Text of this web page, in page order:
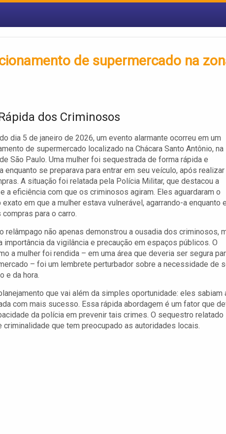
de supermercado na
dos Criminosos
dia 5 de janeiro de 2026, um evento alarmante ocorreu em um
de supermercado localizado na Chácara Santo Antônio, na
São Paulo. Uma mulher foi sequestrada de forma rápida e
enquanto se preparava para entrar em seu veículo, após realizar
A situação foi relatada pela Polícia Militar, que destacou a
a eficiência com que os criminosos agiram. Eles aguardaram o
exato em que a mulher estava vulnerável, agarrando-a enquanto
compras para o carro.
relâmpago não apenas demonstrou a ousadia dos criminosos,
importância da vigilância e precaução em espaços públicos. O
a mulher foi rendida – em uma área que deveria ser segura
– foi um lembrete perturbador sobre a necessidade de
e da hora.
que vai além da simples oportunidade: eles sabiam
com mais sucesso. Essa rápida abordagem é um fator que
da polícia em prevenir tais crimes. O sequestro relatado
que tem preocupado as autoridades locais.